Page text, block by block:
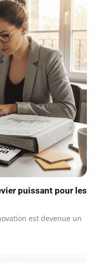
puissant pour les
est devenue un